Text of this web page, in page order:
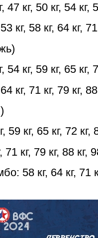
кг, 50 кг, 54 кг,
кг, 58 кг, 64 кг, 71
кг, 59 кг, 65 кг,
кг, 71 кг, 79 кг, 88
кг, 65 кг, 72 кг,
кг, 79 кг, 88 кг,
58 кг, 64 кг, 71